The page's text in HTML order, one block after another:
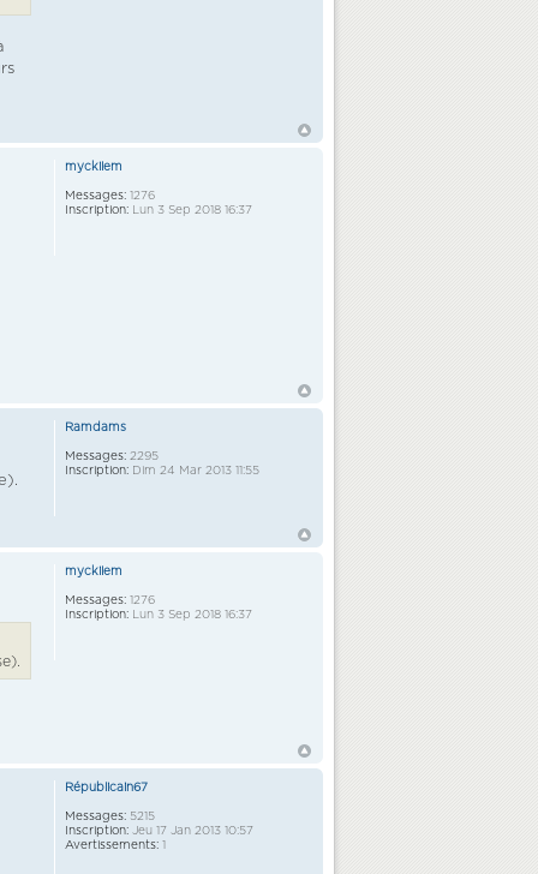
myckilem
Messages: 1276
Inscription: Lun 3 Sep 2018 16:37
Ramdams
Messages: 2295
Inscription: Dim 24 Mar 2013 11:55
myckilem
Messages: 1276
Inscription: Lun 3 Sep 2018 16:37
Républicain67
Messages: 5215
Inscription: Jeu 17 Jan 2013 10:57
Avertissements: 1